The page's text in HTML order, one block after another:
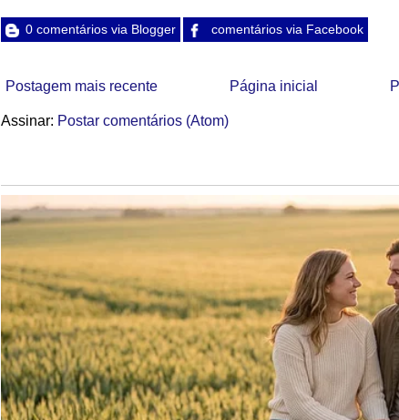
0 comentários via Blogger comentários via Facebook
Postagem mais recente Página inicial
Assinar: Postar comentários (Atom)